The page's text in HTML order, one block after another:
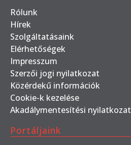
Rólunk
Hírek
Szolgáltatásaink
Elérhetőségek
Impresszum
Szerzői jogi nyilatkozat
Közérdekű információk
Cookie-k kezelése
Akadálymentesítési nyilatkozat
Portáljaink